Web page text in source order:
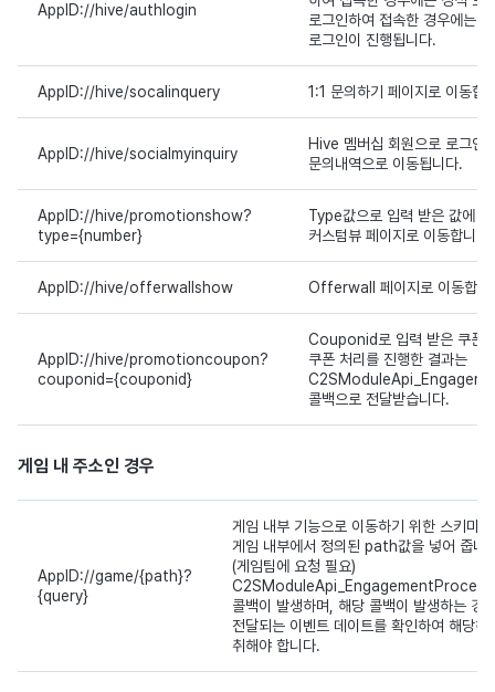
AppID://hive/authlogin
로그인하여 접속한 경우에는
로그인이 진행됩니다.
AppID://hive/socalinquery 1:1 문의하기 페이지로 이동합
AppID://hive/socialmyinquiry
Hive 멤버십 회원으로 로그인
문의내역으로 이동됩니다.
AppID://hive/promotionshow?
type={number}
Type값으로 입력 받은 값에
커스텀뷰 페이지로 이동합니다.
AppID://hive/offerwallshow Offerwall 페이지로 이동합
AppID://hive/promotioncoupon?
couponid={couponid}
Couponid로 입력 받은 쿠폰
쿠폰 처리를 진행한 결과는
콜백으로 전달받습니다.
게임 내 주소인 경우
AppID://game/{path}?
{query}
게임 내부 기능으로 이동하기 위한 스키마
게임 내부에서 정의된 path값을 넣어 줍니
(게임팀에 요청 필요)
콜백이 발생하며, 해당 콜백이 발생하는 경
전달되는 이벤트 데이트를 확인하여 해당하
취해야 합니다.